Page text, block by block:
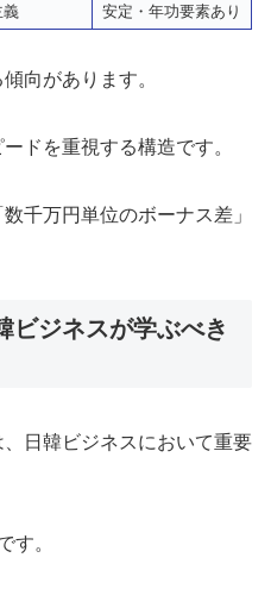
義 安定・年功要素あり
向があります。
ドを重視する構造です。
千万円単位のボーナス差」
ビジネスが学ぶべき
日韓ビジネスにおいて重要
す。